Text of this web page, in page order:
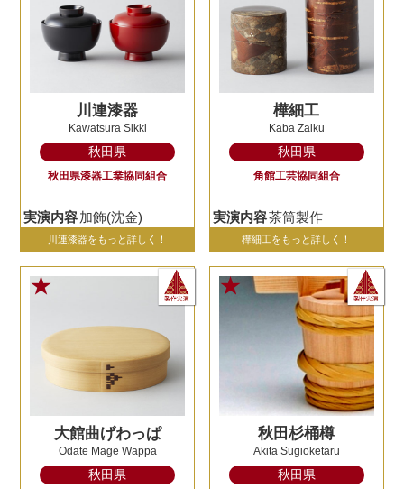
川連漆器
Kawatsura Sikki
秋田県
秋田県漆器工業協同組合
実演内容加飾(沈金)
川連漆器をもっと詳しく！
樺細工
Kaba Zaiku
秋田県
角館工芸協同組合
実演内容茶筒製作
樺細工をもっと詳しく！
大館曲げわっぱ
Odate Mage Wappa
秋田県
秋田杉桶樽
Akita Sugioketaru
秋田県